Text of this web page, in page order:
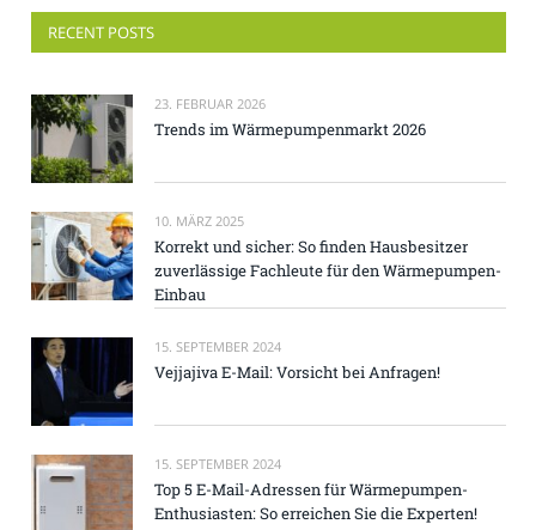
RECENT POSTS
23. FEBRUAR 2026
Trends im Wärmepumpenmarkt 2026
10. MÄRZ 2025
Korrekt und sicher: So finden Hausbesitzer
zuverlässige Fachleute für den Wärmepumpen-
Einbau
15. SEPTEMBER 2024
Vejjajiva E-Mail: Vorsicht bei Anfragen!
15. SEPTEMBER 2024
Top 5 E-Mail-Adressen für Wärmepumpen-
Enthusiasten: So erreichen Sie die Experten!